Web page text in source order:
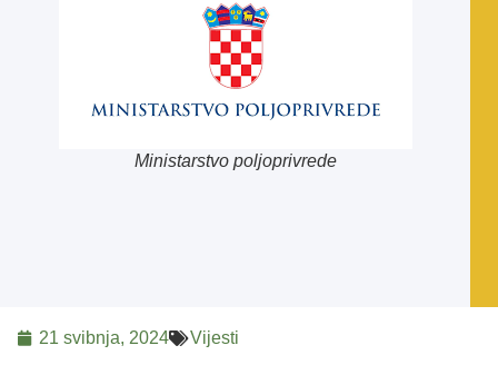
Ministarstvo poljoprivrede
21 svibnja, 2024 Vijesti